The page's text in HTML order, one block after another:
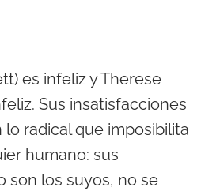
es infeliz y Therese
Sus insatisfacciones
radical que imposibilita
humano: sus
son los suyos, no se